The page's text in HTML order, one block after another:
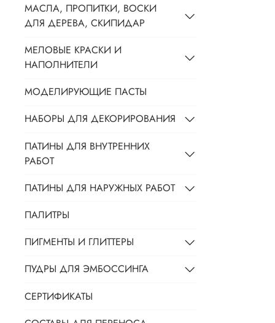
МАСЛА, ПРОПИТКИ, ВОСКИ
ДЛЯ ДЕРЕВА, СКИПИДАР
МЕЛОВЫЕ КРАСКИ И
НАПОЛНИТЕЛИ
МОДЕЛИРУЮЩИЕ ПАСТЫ
НАБОРЫ ДЛЯ ДЕКОРИРОВАНИЯ
ПАТИНЫ ДЛЯ ВНУТРЕННИХ
РАБОТ
ПАТИНЫ ДЛЯ НАРУЖНЫХ РАБОТ
ПАЛИТРЫ
ПИГМЕНТЫ И ГЛИТТЕРЫ
ПУДРЫ ДЛЯ ЭМБОССИНГА
СЕРТИФИКАТЫ